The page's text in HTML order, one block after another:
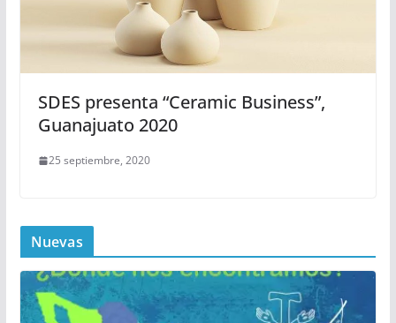
SDES presenta “Ceramic Business”,
Guanajuato 2020
25 septiembre, 2020
Nuevas